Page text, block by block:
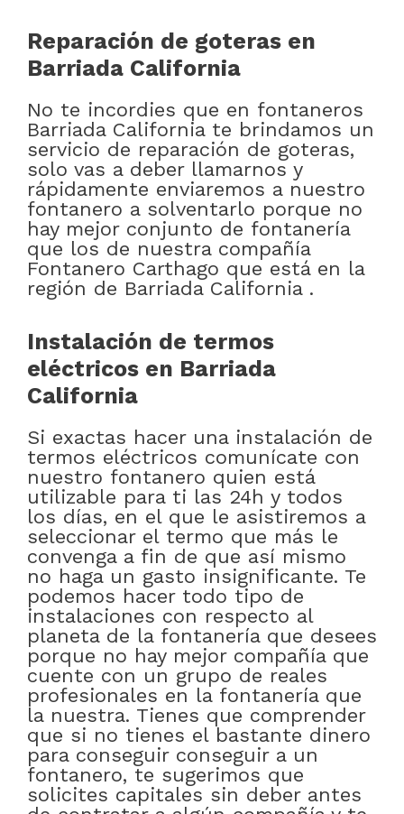
Reparación de goteras en
Barriada California
No te incordies que en fontaneros
Barriada California te brindamos un
servicio de reparación de goteras,
solo vas a deber llamarnos y
rápidamente enviaremos a nuestro
fontanero a solventarlo porque no
hay mejor conjunto de fontanería
que los de nuestra compañía
Fontanero Carthago que está en la
región de Barriada California .
Instalación de termos
eléctricos en Barriada
California
Si exactas hacer una instalación de
termos eléctricos comunícate con
nuestro fontanero quien está
utilizable para ti las 24h y todos
los días, en el que le asistiremos a
seleccionar el termo que más le
convenga a fin de que así mismo
no haga un gasto insignificante. Te
podemos hacer todo tipo de
instalaciones con respecto al
planeta de la fontanería que desees
porque no hay mejor compañía que
cuente con un grupo de reales
profesionales en la fontanería que
la nuestra. Tienes que comprender
que si no tienes el bastante dinero
para conseguir conseguir a un
fontanero, te sugerimos que
solicites capitales sin deber antes